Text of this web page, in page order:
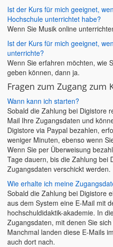
Ist der Kurs für mich geeignet,
Hochschule unterrichtet habe?
Wenn Sie Musik online
Ist der Kurs für mich geeignet,
unterrichte?
Wenn Sie erfahren möchten, wie
geben können, dann ja.
Fragen zum Zugang zum
Wann kann ich starten?
Sobald die Zahlung bei Digistore
Mail Ihre Zugangsdaten und
Digistore via Paypal bezahlen,
weniger Minuten, ebenso wenn
Wenn Sie per Überweisung
Tage dauern, bis die Zahlung bei
Zugangsdaten verschickt werden.
Wie erhalte ich meine
Sobald die Zahlung bei Digistore
aus dem System eine E-Mail mit
hochschuldidaktik-akademie. In
Zugangsdaten, mit denen Sie
Manchmal landen diese E-Mails
auch dort nach.